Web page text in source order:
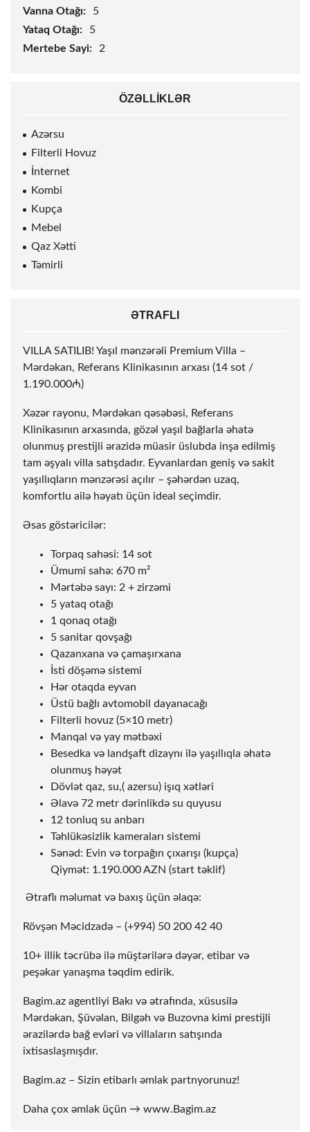
Vanna Otağı:
5
Yataq Otağı:
5
Mertebe Sayi:
2
ÖZƏLLIKLƏR
Azərsu
Filterli Hovuz
İnternet
Kombi
Kupça
Mebel
Qaz Xətti
Təmirli
ƏTRAFLI
VILLA SATILIB! Yaşıl mənzərəli Premium Villa –
Mərdəkan, Referans Klinikasının arxası (14 sot /
1.190.000₼)
Xəzər rayonu, Mərdəkan qəsəbəsi, Referans
Klinikasının arxasında, gözəl yaşıl bağlarla əhatə
olunmuş prestijli ərazidə müasir üslubda inşa edilmiş
tam əşyalı villa satışdadır. Eyvanlardan geniş və sakit
yaşıllıqların mənzərəsi açılır – şəhərdən uzaq,
komfortlu ailə həyatı üçün ideal seçimdir.
Əsas göstəricilər:
Torpaq sahəsi: 14 sot
Ümumi sahə: 670 m²
Mərtəbə sayı: 2 + zirzəmi
5 yataq otağı
1 qonaq otağı
5 sanitar qovşağı
Qazanxana və çamaşırxana
İsti döşəmə sistemi
Hər otaqda eyvan
Üstü bağlı avtomobil dayanacağı
Filterli hovuz (5×10 metr)
Manqal və yay mətbəxi
Besedka və landşaft dizaynı ilə yaşıllıqla əhatə
olunmuş həyət
Dövlət qaz, su,( azersu) işıq xətləri
Əlavə 72 metr dərinlikdə su quyusu
12 tonluq su anbarı
Təhlükəsizlik kameraları sistemi
Sənəd: Evin və torpağın çıxarışı (kupça)
Qiymət: 1.190.000 AZN (start təklif)
️ Ətraflı məlumat və baxış üçün əlaqə:
Rövşən Məcidzadə – (+994) 50 200 42 40
10+ illik təcrübə ilə müştərilərə dəyər, etibar və
peşəkar yanaşma təqdim edirik.
Bagim.az agentliyi Bakı və ətrafında, xüsusilə
Mərdəkan, Şüvəlan, Bilgəh və Buzovna kimi prestijli
ərazilərdə bağ evləri və villaların satışında
ixtisaslaşmışdır.
Bagim.az – Sizin etibarlı əmlak partnyorunuz!
Daha çox əmlak üçün → www.Bagim.az